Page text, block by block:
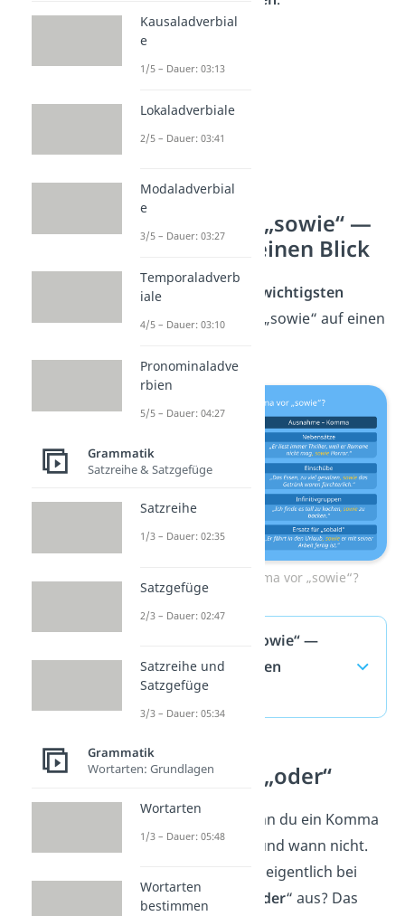
Komma vor „sowie“ —
Regeln auf einen Blick
Hier siehst du die
wichtigsten
Kommaregeln
für „sowie“ auf einen
Kommt ein Komma vor „sowie“?
Komma vor „sowie“ —
häufigste Fragen
(ausklappen)
Komma vor „oder“
Jetzt weißt du, wann du ein Komma
vor „sowie“ setzt und wann nicht.
Aber wie sieht das eigentlich bei
dem Bindewort „
oder“ aus? Das
Kausaladverbial
e
1/5 – Dauer: 03:13
Lokaladverbiale
2/5 – Dauer: 03:41
Modaladverbial
e
3/5 – Dauer: 03:27
Temporaladverb
iale
4/5 – Dauer: 03:10
Pronominaladve
rbien
5/5 – Dauer: 04:27
Grammatik
Satzreihe & Satzgefüge
Satzreihe
1/3 – Dauer: 02:35
Satzgefüge
2/3 – Dauer: 02:47
Satzreihe und
Satzgefüge
3/3 – Dauer: 05:34
Grammatik
Wortarten: Grundlagen
Wortarten
1/3 – Dauer: 05:48
Wortarten
bestimmen